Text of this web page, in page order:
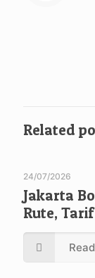
Related
24/07/2026
Jakarta
Rute,